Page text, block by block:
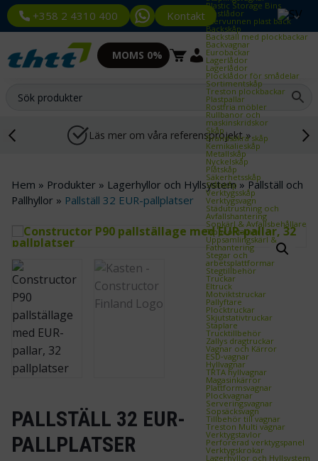
+358 2 4310 400 Kontakt
Plastic Storage Bins
Plastlådor
Återvunnen plast back
Backskåp
Backställ med plockbackar
Backvagnar
Eurobackar
Lagerlådor
Lagerlådor
Plocklådor för smådelar
Sortimentskåp
Treston plockbackar
Plastpallar
Rostfria möbler
Rullbanor och
maskinskridskor
Skåp
Brandsäkra skåp
Kemikalieskåp
Metallskåp
Nyckelskåp
Plåtskåp
Säkerhetsskåp
Stålskåp
Verktygsskåp
Verktygsvagn
Städutrustning och
Avfallshantering
Sopkärl & Avfallsbehållare
Tippcontainer
Uppsamlingskärl &
Fathantering
Stegar och
arbetsplattformar
Stegtillbehör
Truckar
Eltruck
Motviktstruckar
Pallyftare
Plocktruckar
Skjutstativtruckar
Staplare
Trucktillbehör
Zallys dragtruckar
Vagnar och Kärror
ESD‑vagnar
Hyllvagnar
TRTA hyllvagnar
Magasinkärror
Plattformsvagnar
Plockvagnar
Serveringsvagnar
Sopsäcksvagn
Tillbehör till vagnar
Treston Multi vagnar
Verktygstavlor
Perforerad verktygspanel
Verktygskrokar
Lagerhyllor och Hyllsystem
MOMS 0%
Läs mer om våra referensprojekt »
Hem » Produkter » Lagerhyllor och Hyllsystem»Pallställ och
Pallhyllor » Pallställ 32 EUR-pallplatser
PALLSTÄLL 32 EUR-
PALLPLATSER